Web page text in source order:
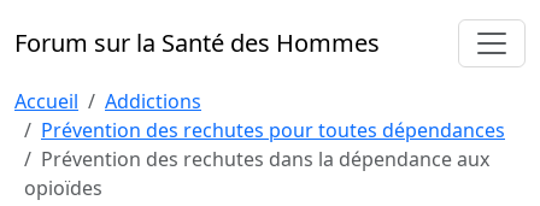
Forum sur la Santé des Hommes
Accueil
Addictions
Prévention des rechutes pour toutes dépendances
Prévention des rechutes dans la dépendance aux
opioïdes